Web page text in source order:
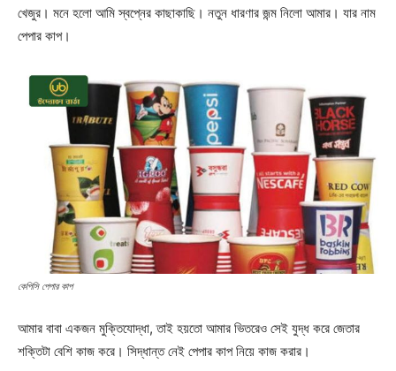
খেজুর। মনে হলো আমি স্বপ্নের কাছাকাছি। নতুন ধারণার জন্ম নিলো আমার। যার নাম
পেপার কাপ।
কেপিসি পেপার কাপ
আমার বাবা একজন মুক্তিযোদ্ধা, তাই হয়তো আমার ভিতরেও সেই যুদ্ধ করে জেতার
শক্তিটা বেশি কাজ করে। সিদ্ধান্ত নেই পেপার কাপ নিয়ে কাজ করার।